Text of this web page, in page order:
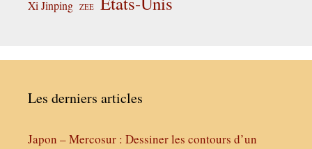
Xi Jinping ZEE
Les derniers articles
Japon – Mercosur : Dessiner les contours d’un